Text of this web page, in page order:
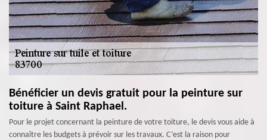
Bénéficier un devis gratuit pour la peinture sur
toiture à Saint Raphael.
Pour le projet concernant la peinture de votre toiture, le devis vous aide à
connaître les budgets à prévoir sur les travaux. C’est la raison pour